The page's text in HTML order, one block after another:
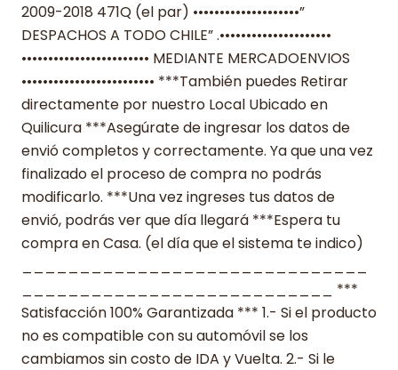
2009-2018 471Q (el par) ••••••••••••••••••••”
DESPACHOS A TODO CHILE” .•••••••••••••••••••••
•••••••••••••••••••••••• MEDIANTE MERCADOENVIOS
••••••••••••••••••••••••• ***También puedes Retirar
directamente por nuestro Local Ubicado en
Quilicura ***Asegúrate de ingresar los datos de
envió completos y correctamente. Ya que una vez
finalizado el proceso de compra no podrás
modificarlo. ***Una vez ingreses tus datos de
envió, podrás ver que día llegará ***Espera tu
compra en Casa. (el día que el sistema te indico)
___________________________ ***
Satisfacción 100% Garantizada *** 1.- Si el producto
no es compatible con su automóvil se los
cambiamos sin costo de IDA y Vuelta. 2.- Si le